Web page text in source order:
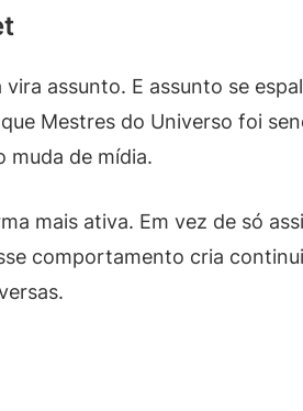
assunto. E assunto se
Mestres do Universo foi
muda de mídia.
mais ativa. Em vez de só
comportamento cria